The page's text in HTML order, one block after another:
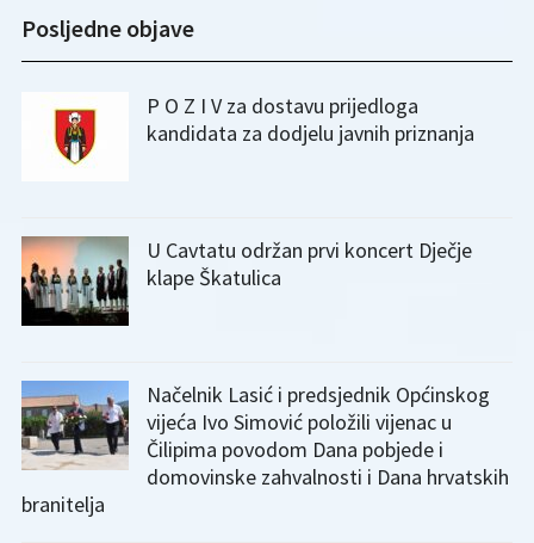
Posljedne objave
P O Z I V za dostavu prijedloga
kandidata za dodjelu javnih priznanja
U Cavtatu održan prvi koncert Dječje
klape Škatulica
Načelnik Lasić i predsjednik Općinskog
vijeća Ivo Simović položili vijenac u
Čilipima povodom Dana pobjede i
domovinske zahvalnosti i Dana hrvatskih
branitelja